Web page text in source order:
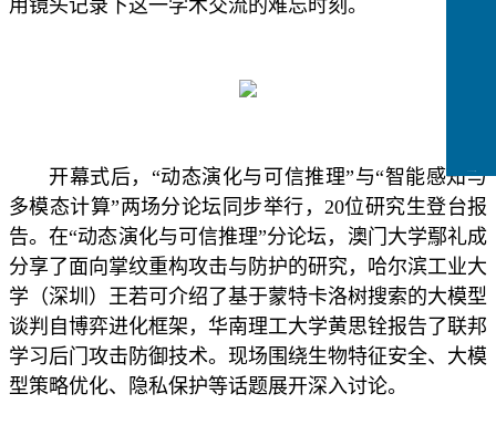
用镜头记录下这一学术交流的难忘时刻。
开幕式后，“动态演化与可信推理”与“智能感知与
多模态计算”两场分论坛同步举行，20位研究生登台报
告。在“动态演化与可信推理”分论坛，澳门大学鄢礼成
分享了面向掌纹重构攻击与防护的研究，哈尔滨工业大
学（深圳）王若可介绍了基于蒙特卡洛树搜索的大模型
谈判自博弈进化框架，华南理工大学黄思铨报告了联邦
学习后门攻击防御技术。现场围绕生物特征安全、大模
型策略优化、隐私保护等话题展开深入讨论。